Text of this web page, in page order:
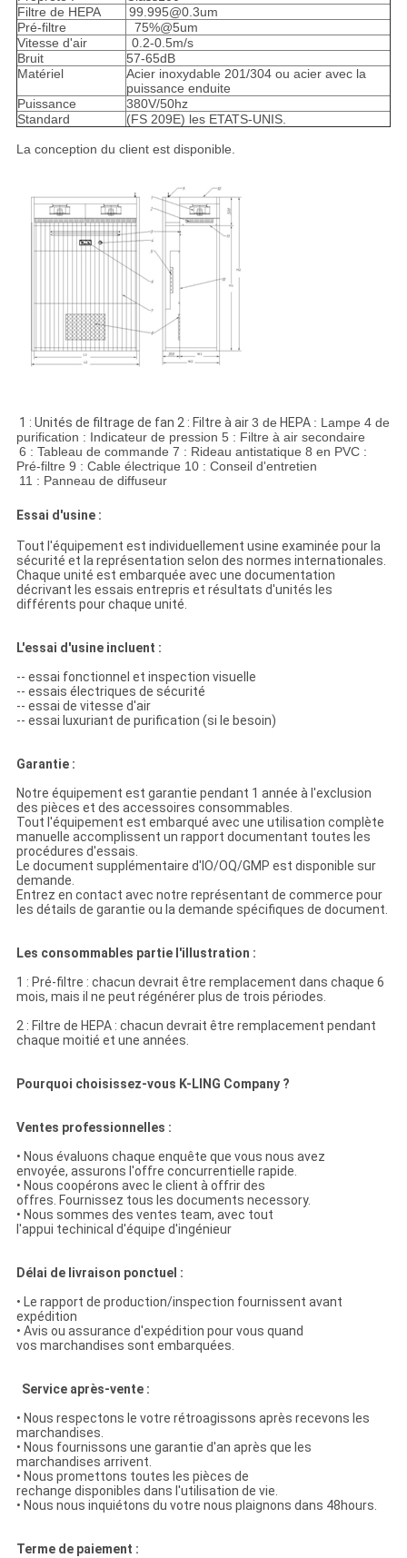
Filtre de HEPA
99.995@0.3um
Pré-filtre
75%@5um
Vitesse d'air
0.2-0.5m/s
Bruit
57-65dB
Matériel
Acier inoxydable 201/304 ou acier avec la
puissance enduite
Puissance
380V/50hz
Standard
(FS 209E) les ETATS-UNIS.
La conception du client est disponible.
1 : Unités de filtrage de fan 2 : Filtre à air3 de HEPA : Lampe 4 de
purification : Indicateur de pression 5 : Filtre à air secondaire
6 : Tableau de commande 7 : Rideau antistatique 8 en PVC :
Pré-filtre 9 : Cable électrique 10 : Conseil d'entretien
11 : Panneau de diffuseur
Essai d'usine :
Tout l'équipement est individuellement usine examinée pour la
sécurité et la représentation selon des normes internationales.
Chaque unité est embarquée avec une documentation
décrivant les essais entrepris et résultats d'unités les
différents pour chaque unité.
L'essai d'usine incluent :
-- essai fonctionnel et inspection visuelle
-- essais électriques de sécurité
-- essai de vitesse d'air
-- essai luxuriant de purification (si le besoin)
Garantie :
Notre équipement est garantie pendant 1 année à l'exclusion
des pièces et des accessoires consommables.
Tout l'équipement est embarqué avec une utilisation complète
manuelle accomplissent un rapport documentant toutes les
procédures d'essais.
Le document supplémentaire d'IO/OQ/GMP est disponible sur
demande.
Entrez en contact avec notre représentant de commerce pour
les détails de garantie ou la demande spécifiques de document.
Les consommables partie l'illustration :
1 : Pré-filtre : chacun devrait être remplacement dans chaque 6
mois, mais il ne peut régénérer plus de trois périodes.
2 : Filtre de HEPA : chacun devrait être remplacement pendant
chaque moitié et une années.
Pourquoi choisissez-vous K-LING Company ?
Ventes professionnelles :
• Nous évaluons chaque enquête que vous nous avez
envoyée, assurons l'offre concurrentielle rapide.
• Nous coopérons avec le client à offrir des
offres. Fournissez tous les documents necessory.
• Nous sommes des ventes team, avec tout
l'appui techinical d'équipe d'ingénieur
Délai de livraison ponctuel :
• Le rapport de production/inspection fournissent avant
expédition
• Avis ou assurance d'expédition pour vous quand
vos marchandises sont embarquées.
Service après-vente :
• Nous respectons le votre rétroagissons après recevons les
marchandises.
• Nous fournissons une garantie d'an après que les
marchandises arrivent.
• Nous promettons toutes les pièces de
rechange disponibles dans l'utilisation de vie.
• Nous nous inquiétons du votre nous plaignons dans 48hours.
Terme de paiement :